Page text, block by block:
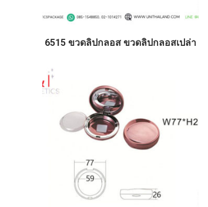
6515 ขวดลิปกลอส ขวดลิปกลอสเปล่า